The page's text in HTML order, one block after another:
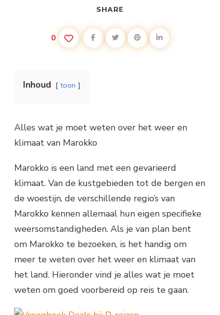
SHARE
0
Inhoud toon
Alles wat je moet weten over het weer en
klimaat van Marokko
Marokko is een land met een gevarieerd
klimaat. Van de kustgebieden tot de bergen en
de woestijn, de verschillende regio’s van
Marokko kennen allemaal hun eigen specifieke
weersomstandigheden. Als je van plan bent
om Marokko te bezoeken, is het handig om
meer te weten over het weer en klimaat van
het land. Hieronder vind je alles wat je moet
weten om goed voorbereid op reis te gaan.